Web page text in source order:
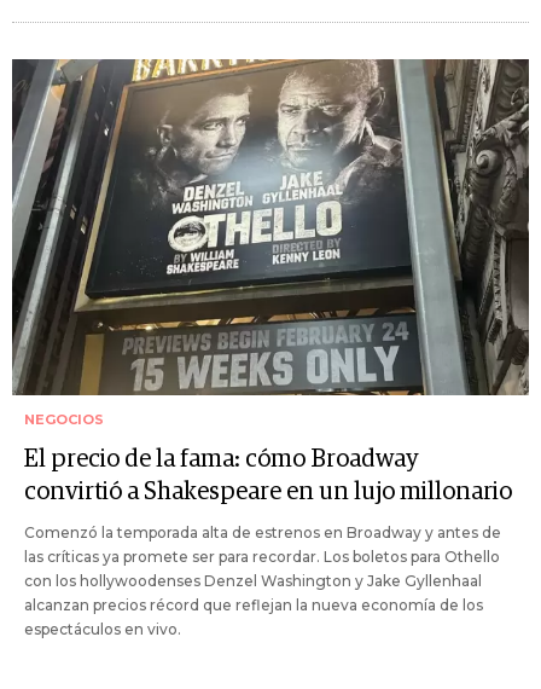
NEGOCIOS
El precio de la fama: cómo Broadway
convirtió a Shakespeare en un lujo millonario
Comenzó la temporada alta de estrenos en Broadway y antes de
las críticas ya promete ser para recordar. Los boletos para Othello
con los hollywoodenses Denzel Washington y Jake Gyllenhaal
alcanzan precios récord que reflejan la nueva economía de los
espectáculos en vivo.